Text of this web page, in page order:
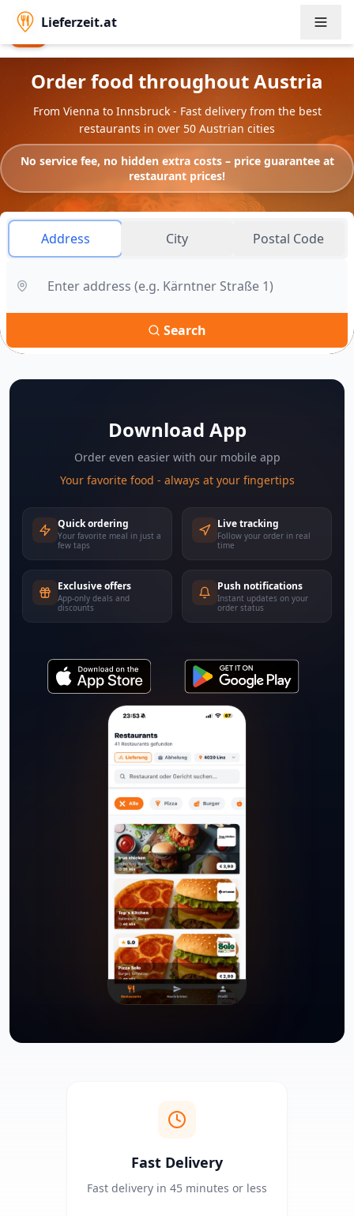
Lieferzeit.at App
Lieferzeit.at
Order food throughout Austria
From Vienna to Innsbruck - Fast delivery from the best
restaurants in over 50 Austrian cities
No service fee, no hidden extra costs – price guarantee at
restaurant prices!
Address City Postal Code
Search
Download App
Order even easier with our mobile app
Your favorite food - always at your fingertips
Quick ordering
Your favorite meal in just a
few taps
Live tracking
Follow your order in real
time
Exclusive offers
App-only deals and
discounts
Push notifications
Instant updates on your
order status
Fast Delivery
Fast delivery in 45 minutes or less